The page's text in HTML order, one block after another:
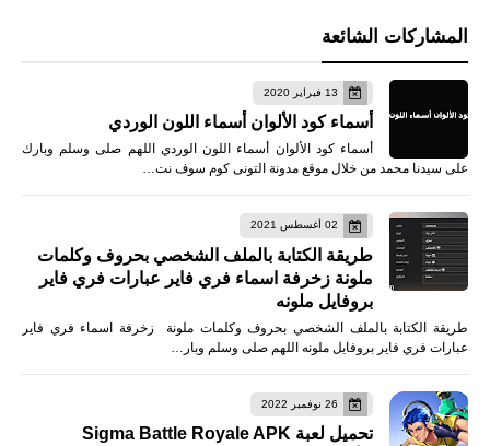
المشاركات الشائعة
13 فبراير 2020
أسماء كود الألوان أسماء اللون الوردي
أسماء كود الألوان أسماء اللون الوردي اللهم صلى وسلم وبارك
على سيدنا محمد من خلال موقع مدونة التونى كوم سوف نت…
02 أغسطس 2021
طريقة الكتابة بالملف الشخصي بحروف وكلمات
ملونة زخرفة اسماء فري فاير عبارات فري فاير
بروفايل ملونه
طريقة الكتابة بالملف الشخصي بحروف وكلمات ملونة زخرفة اسماء فري فاير
عبارات فري فاير بروفايل ملونه اللهم صلى وسلم وبار…
26 نوفمبر 2022
تحميل لعبة Sigma Battle Royale APK